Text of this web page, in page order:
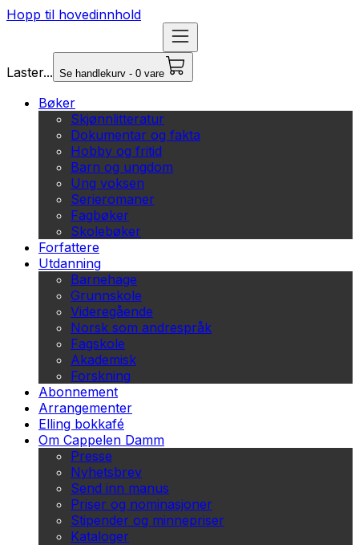
Hopp til hovedinnhold
Laster... Se handlekurv - 0 vare
Bøker
Skjønnlitteratur
Dokumentar og fakta
Hobby og fritid
Barn og ungdom
Ung voksen
Serieromaner
Fagbøker
Skolebøker
Forfattere
Utdanning
Barnehage
Grunnskole
Videregående
Norsk som andrespråk
Fagskole
Akademisk
Forskning
Abonnement
Arrangementer
Elling bokkafé
Om Cappelen Damm
Presse
Nyhetsbrev
Send inn manus
Priser og nominasjoner
Stipender og minnepriser
Kataloger